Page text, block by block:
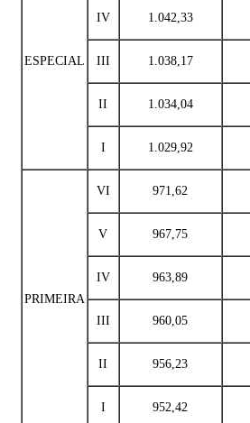
ESPECIAL
IV 1.042,33
III 1.038,17
II 1.034,04
I 1.029,92
PRIMEIRA
VI 971,62
V 967,75
IV 963,89
III 960,05
II 956,23
I 952,42